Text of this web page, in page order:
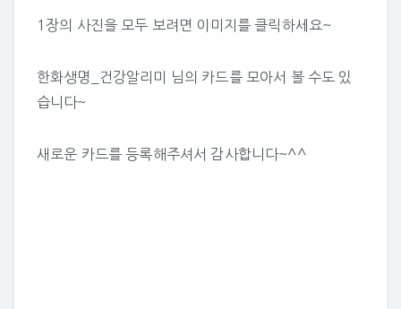
1장의 사진을 모두 보려면 이미지를 클릭하세요~
한화생명_건강알리미 님의 카드 를 모아서 볼 수도 있
습니다~
새로운 카드를 등록해주셔서 감사합니다~^^